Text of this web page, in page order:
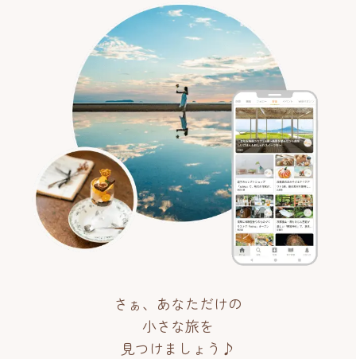
さぁ、あなただけの
小さな旅を
見つけましょう♪